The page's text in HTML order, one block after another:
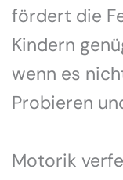
fördert die
Kindern
wenn es
Probieren
Motorik